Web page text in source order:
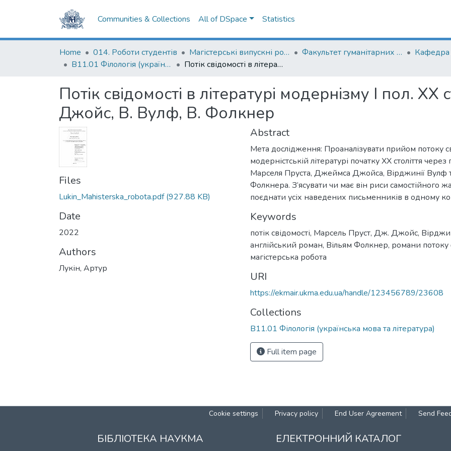
Communities & Collections All of DSpace Statistics
Home 014. Роботи студентів Магістерські випускні роботи Факультет гуманітарних наук
В11.01 Філологія (українська мова та література)
Потік свідомості в літературі модернізму І пол. ХХ ст.: М. Пруст, Дж. Джойс, В. Вулф, В. Фолкнер
Потік свідомості в літературі модернізму І пол.
Джойс, В. Вулф, В. Фолкнер
Files
Lukin_Mahisterska_robota.pdf(927.88 KB)
Date
2022
Authors
Лукін, Артур
Abstract
Мета дослідження: Проаналізувати прийом потоку
модерністській літературі початку ХХ століття
Марселя Пруста, Джеймса Джойса, Вірджинії Вулф
Фолкнера. З’ясувати чи має він риси самостійного
поєднати усіх наведених письменників в одному
Keywords
потік свідомості, Марсель Пруст, Дж. Джойс,
англійський роман, Вільям Фолкнер, романи потоку
магістерська робота
URI
https://ekmair.ukma.edu.ua/handle/123456789/23608
Collections
В11.01 Філологія (українська мова та література)
Full item page
Cookie settings Privacy policy End User Agreement Send
БІБЛІОТЕКА НАУКМА ЕЛЕКТРОННИЙ КАТАЛОГ